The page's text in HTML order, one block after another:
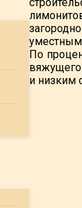
уместным
По
и низким